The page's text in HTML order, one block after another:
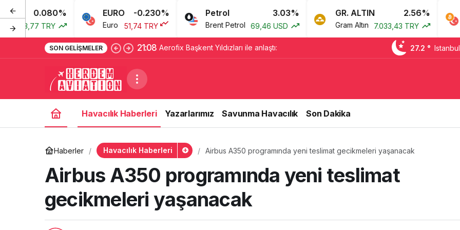
0.080%
TRY
EURO -0.230%
Euro 51,74 TRY
Petrol
Brent Petrol 69,46 USD
GR. ALTIN
Gram Altın 7.033,43 TRY
BTC
Bitcoin
SON GELIŞMELER 21:08 Aerofix Başkent Yıldızları ile anlaştı: 27.2 ° Istanbul
Havacılık Haberleri Yazarlarımız Savunma Havacılık Son Dakika
Haberler Havacılık Haberleri Airbus A350 programında yeni teslimat gecikmeleri yaşanacak
Airbus A350 programında yeni teslimat
gecikmeleri yaşanacak